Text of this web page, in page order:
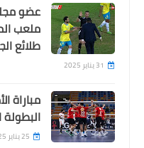
عضو
ملعب
طلائع
31 يناير 2025
مباراة
البطولة
25 يناير 2025